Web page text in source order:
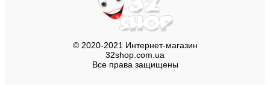
© 2020-2021 Интернет-магазин
32shop.com.ua
Все права защищены